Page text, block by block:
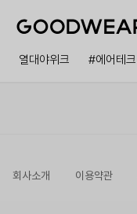
열대야위크 #에어테크
회사소개 이용약관